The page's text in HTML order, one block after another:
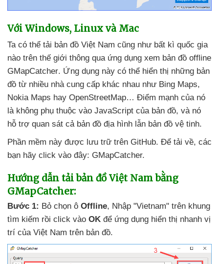
Với Windows, Linux và Mac
Ta có thể tải bản đồ Việt Nam cũng như bất kì quốc gia
nào trên thế giới thông qua ứng dụng xem bản đồ offline
GMapCatcher. Ứng dụng này có thể hiển thị những bản
đồ từ nhiều nhà cung cấp khác nhau như Bing Maps,
Nokia Maps hay OpenStreetMap… Điểm mạnh của nó
là không phụ thuộc vào JavaScript của bản đồ, và nó
hỗ trợ quan sát cả bản đồ địa hình lẫn bản đồ vệ tinh.
Phần mềm này được lưu trữ trên GitHub. Để tải về, các
bạn hãy click vào đây: GMapCatcher.
Hướng dẫn tải bản đồ Việt Nam bằng
GMapCatcher:
Bước 1: Bỏ chọn ô Offline, Nhập "Vietnam" trên khung
tìm kiếm rồi click vào OK để ứng dụng hiển thị nhanh vị
trí của Việt Nam trên bản đồ.